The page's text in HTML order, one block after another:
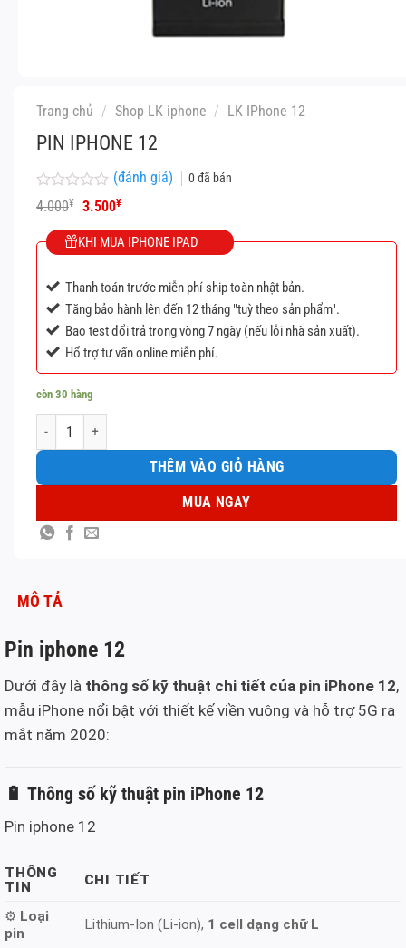
Trang chủ / Shop LK iphone / LK IPhone 12
PIN IPHONE 12
Được
xếp
hạng
0
(đánh giá) 0đã bán
4.000¥
Giá
là:
4.000¥.
3.500¥Giá
tại
là:
KHI MUA IPHONE IPAD
Thanh toán trước miễn phí ship toàn nhật bản.
Tăng bảo hành lên đến 12 tháng "tuỳ theo sản phẩm".
Bao test đổi trả trong vòng 7 ngày (nếu lỗi nhà sản xuất).
Hổ trợ tư vấn online miễn phí.
còn 30 hàng
Pin iphone 12 số lượng
THÊM VÀO GIỎ HÀNG
MUA NGAY
MÔ TẢ
Pin iphone 12
Dưới đây là thông số kỹ thuật chi tiết của pin iPhone 12,
mẫu iPhone nổi bật với thiết kế viền vuông và hỗ trợ 5G ra
mắt năm 2020:
🔋 Thông số kỹ thuật pin iPhone 12
Pin iphone 12
THÔNG
TIN
CHI TIẾT
⚙️ Loại
pin
Lithium-Ion (Li-ion), 1 cell dạng chữ L